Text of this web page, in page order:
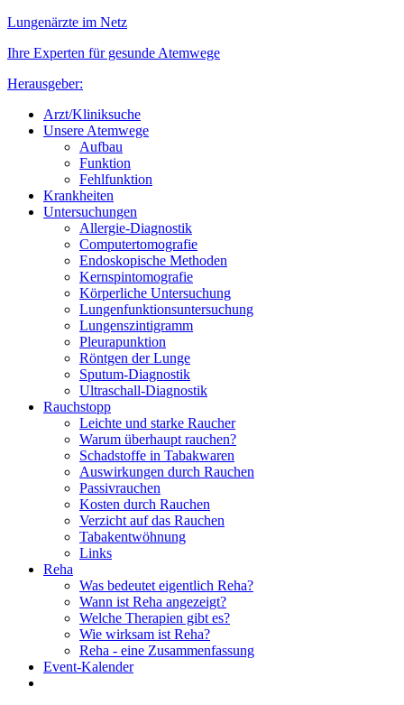
Lungenärzte im Netz
Ihre Experten für gesunde Atemwege
Herausgeber:
Arzt/Kliniksuche
Unsere Atemwege
Aufbau
Funktion
Fehlfunktion
Krankheiten
Untersuchungen
Allergie-Diagnostik
Computertomografie
Endoskopische Methoden
Kernspintomografie
Körperliche Untersuchung
Lungenfunktionsuntersuchung
Lungenszintigramm
Pleurapunktion
Röntgen der Lunge
Sputum-Diagnostik
Ultraschall-Diagnostik
Rauchstopp
Leichte und starke Raucher
Warum überhaupt rauchen?
Schadstoffe in Tabakwaren
Auswirkungen durch Rauchen
Passivrauchen
Kosten durch Rauchen
Verzicht auf das Rauchen
Tabakentwöhnung
Links
Reha
Was bedeutet eigentlich Reha?
Wann ist Reha angezeigt?
Welche Therapien gibt es?
Wie wirksam ist Reha?
Reha - eine Zusammenfassung
Event-Kalender